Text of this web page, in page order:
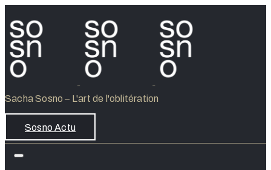
Sacha Sosno – L'art de l'oblitération
Sosno Actu